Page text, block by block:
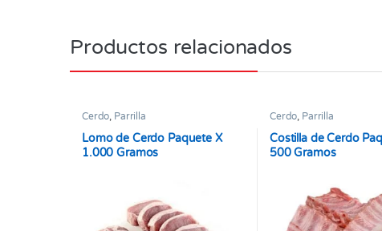
Productos relacionados
Cerdo, Parrilla
Lomo de Cerdo Paquete X
1.000 Gramos
Cerdo, Parrilla
Costilla de Cerdo
500 Gramos